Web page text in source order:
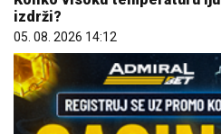
izdrži?
05. 08. 2026 14:12